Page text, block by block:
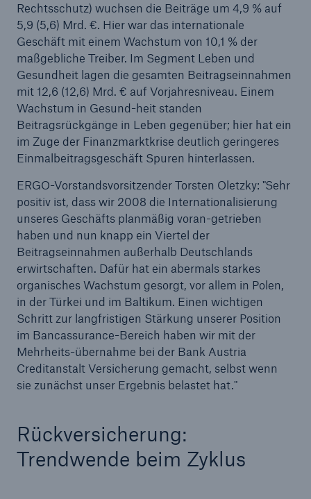
Rechtsschutz) wuchsen die Beiträge um 4,9 % auf
5,9 (5,6) Mrd. €. Hier war das internationale
Geschäft mit einem Wachstum von 10,1 % der
maßgebliche Treiber. Im Segment Leben und
Gesundheit lagen die gesamten Beitragseinnahmen
mit 12,6 (12,6) Mrd. € auf Vorjahresniveau. Einem
Wachstum in Gesund-heit standen
Beitragsrückgänge in Leben gegenüber; hier hat ein
im Zuge der Finanzmarktkrise deutlich geringeres
Einmalbeitragsgeschäft Spuren hinterlassen.
ERGO-Vorstandsvorsitzender Torsten Oletzky: "Sehr
positiv ist, dass wir 2008 die Internationalisierung
unseres Geschäfts planmäßig voran-getrieben
haben und nun knapp ein Viertel der
Beitragseinnahmen außerhalb Deutschlands
erwirtschaften. Dafür hat ein abermals starkes
organisches Wachstum gesorgt, vor allem in Polen,
in der Türkei und im Baltikum. Einen wichtigen
Schritt zur langfristigen Stärkung unserer Position
im Bancassurance-Bereich haben wir mit der
Mehrheits-übernahme bei der Bank Austria
Creditanstalt Versicherung gemacht, selbst wenn
sie zunächst unser Ergebnis belastet hat."
Rückversicherung:
Trendwende beim Zyklus
Münchener Rück: Weiter auf solidem Kurs
Münchener Rück legt Vorschläge für
Aufsichtsratswahl fest
Münchener Rück schließt Kauf von Hartford
Steam Boiler ab
Münchener Rück: Konsequent gelebtes
Risikomanagement zahlt sich in der Krise aus
Internationales Gesundheitsgeschäft mit neuer
Aufstellung und eigener Marke
Münchener Rück reduziert Beteiligung an
Admiral Group – Konzentration in
Kapitalbeteiligungs-Portfolio dadurch verringert
Flutkatastrophen in Indonesien: Weltweit erste
Mikroversicherung für
Überschwemmungsgebiete
Neues Risikoeinschätzungsinstrument für
Lebensversicherer
und der Deutschen Botschaft in Rom
Münchener Rück, Marsh und Signet Solar